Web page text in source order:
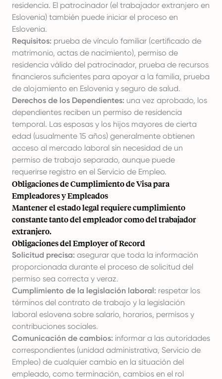
residencia. El patrocinador (el trabajador extranjero en
Eslovenia) también puede iniciar el proceso en
Eslovenia.
Requisitos: prueba de vínculo familiar (certificado de
matrimonio, actas de nacimiento), permiso de
residencia válido del patrocinador, prueba de recursos
financieros suficientes para apoyar a la familia, prueba
de alojamiento en Eslovenia y seguro de salud.
Derechos de los Dependientes: una vez aprobado, los
dependientes reciben un permiso de residencia
temporal. Las esposas y los hijos mayores de cierta
edad (usualmente 15 años) generalmente obtienen
acceso al mercado laboral sin necesidad de un
permiso de trabajo separado, aunque puede
requerirse registro en el Servicio de Empleo.
Obligaciones de Cumplimiento de Visa para
Empleadores y Empleados
Mantener el estado legal requiere cumplimiento
constante tanto del empleador como del trabajador
extranjero.
Obligaciones del Employer of Record
Solicitud precisa: asegurar que toda la información
proporcionada durante el proceso de solicitud del
permiso sea correcta y veraz.
Cumplimiento de la legislación laboral: respetar los
términos del contrato de trabajo y la legislación
laboral eslovena sobre salario, horarios, permisos y
contribuciones sociales.
Comunicación de cambios: informar a las autoridades
correspondientes (unidad administrativa, Servicio de
Empleo) de cualquier cambio en la situación del
empleado, como terminación, cambios en el rol